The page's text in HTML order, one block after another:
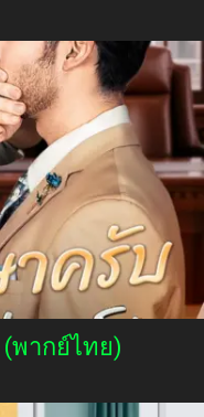
(พากย์ไทย)